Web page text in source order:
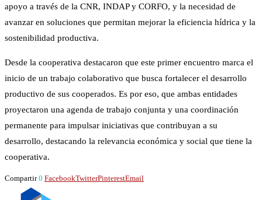
apoyo a través de la CNR, INDAP y CORFO, y la necesidad de
avanzar en soluciones que permitan mejorar la eficiencia hídrica y la
sostenibilidad productiva.
Desde la cooperativa destacaron que este primer encuentro marca el
inicio de un trabajo colaborativo que busca fortalecer el desarrollo
productivo de sus cooperados. Es por eso, que ambas entidades
proyectaron una agenda de trabajo conjunta y una coordinación
permanente para impulsar iniciativas que contribuyan a su
desarrollo, destacando la relevancia económica y social que tiene la
cooperativa.
Compartir 0 FacebookTwitterPinterestEmail